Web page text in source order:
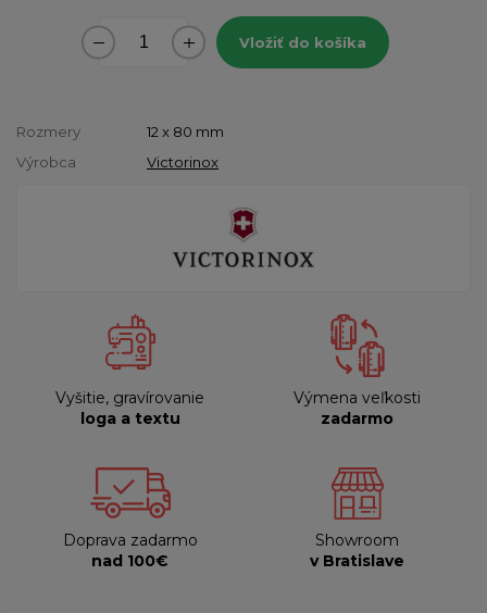
Vložiť do košíka
Rozmery
12 x 80 mm
Výrobca
Victorinox
Vyšitie, gravírovanie
loga a textu
Výmena veľkosti
zadarmo
Doprava zadarmo
nad 100€
Showroom
v Bratislave